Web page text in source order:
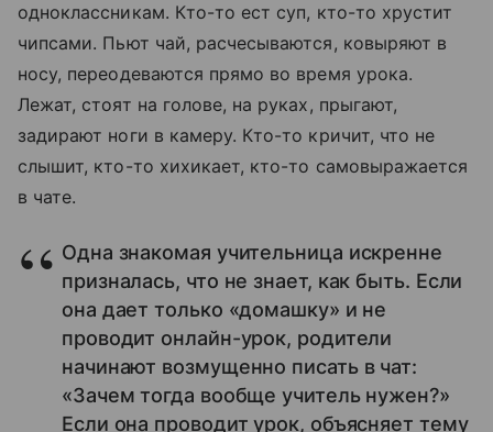
одноклассникам. Кто-то ест суп, кто-то хрустит
чипсами. Пьют чай, расчесываются, ковыряют в
носу, переодеваются прямо во время урока.
Лежат, стоят на голове, на руках, прыгают,
задирают ноги в камеру. Кто-то кричит, что не
слышит, кто-то хихикает, кто-то самовыражается
в чате.
Одна знакомая учительница искренне
призналась, что не знает, как быть. Если
она дает только «домашку» и не
проводит онлайн-урок, родители
начинают возмущенно писать в чат:
«Зачем тогда вообще учитель нужен?»
Если она проводит урок, объясняет тему